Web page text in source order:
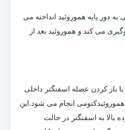
دور پایه هموروئید انداخته می
می کند و هموروئید بعد از
باز کردن عضله اسفنگتر داخلی
هموروئیدکتومی انجام می شود.این
بالا به اسفنگتر در حالت